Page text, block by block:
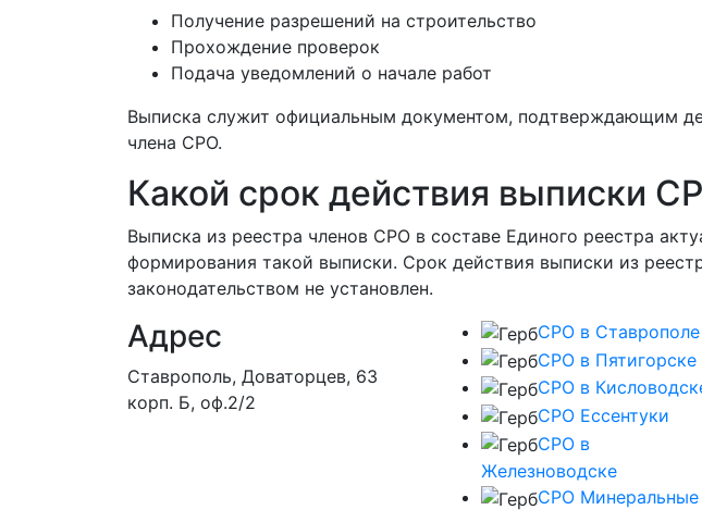
Получение разрешений на строительство
Прохождение проверок
Подача уведомлений о начале работ
Выписка служит официальным документом, подтверждающим
члена СРО.
Какой срок действия выписки
Выписка из реестра членов СРО в составе Единого реестра
формирования такой выписки. Срок действия выписки из
законодательством не установлен.
Адрес
Ставрополь, Доваторцев, 63
корп. Б, оф.2/2
СРО в Ставрополе
СРО в Пятигорске
СРО в
СРО Ессентуки
СРО в
Железноводске
СРО Минеральные